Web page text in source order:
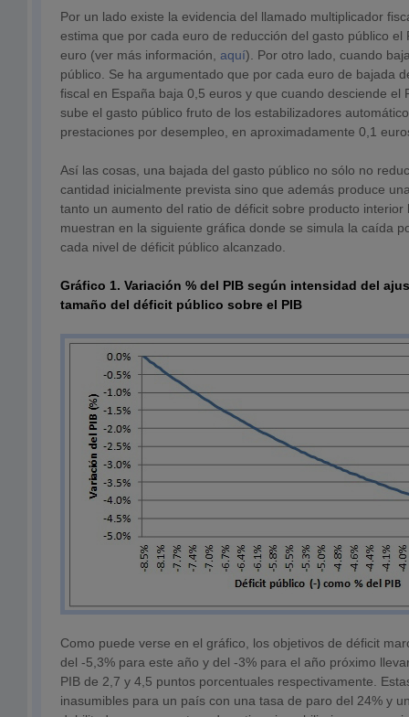
Por un lado existe la evidencia del llamado multiplicador
estima que por cada euro de reducción del gasto público el
euro (ver más información, aquí). Por otro lado, cuando
público. Se ha argumentado que por cada euro de bajada
fiscal en España baja 0,5 euros y que cuando desciende el
sube el gasto público fruto de los estabilizadores
prestaciones por desempleo, en aproximadamente 0,1
Así las cosas, una bajada del gasto público no sólo no
cantidad inicialmente prevista sino que además produce
tanto un aumento del ratio de déficit sobre producto interior
muestran en la siguiente gráfica donde se simula la caída
cada nivel de déficit público alcanzado.
Gráfico 1. Variación % del PIB según intensidad del
tamaño del déficit público sobre el PIB
Como puede verse en el gráfico, los objetivos de déficit
del -5,3% para este año y del -3% para el año próximo
PIB de 2,7 y 4,5 puntos porcentuales respectivamente.
inasumibles para un país con una tasa de paro del 24% y